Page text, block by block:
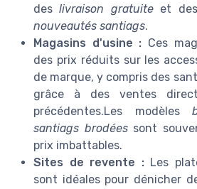
deslivraison gratuiteet des
nouveautés santiags.
Magasins d'usine : Ces
des prix réduits sur les
de marque, y compris des
grâce à des ventes
précédentes.Les modèles
santiags brodéessont
prix imbattables.
Sites de revente :Les
sont idéales pour dénicher